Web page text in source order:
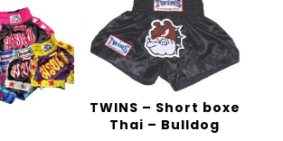
TWINS – Short boxe
Thai – Bulldog